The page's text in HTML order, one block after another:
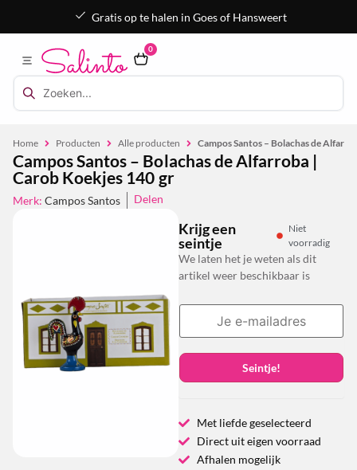
Gratis op te halen in Goes of Hansweert
0
Home Producten Alle producten Campos Santos – Bolachas de
Campos Santos – Bolachas de Alfarroba |
Carob Koekjes 140 gr
Merk: Campos Santos Delen
Krijg een
seintje
Niet
voorradig
We laten het je weten als dit
artikel weer beschikbaar is
Seintje!
Met liefde geselecteerd
Direct uit eigen voorraad
Afhalen mogelijk